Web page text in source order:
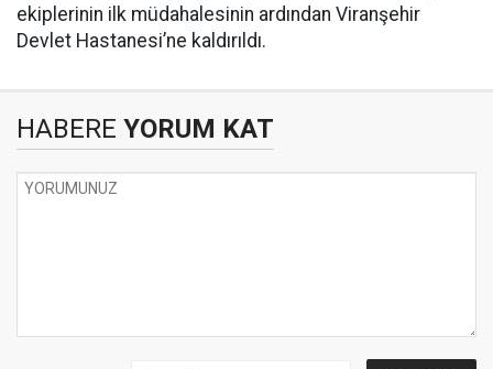
ekiplerinin ilk müdahalesinin ardından Viranşehir
Devlet Hastanesi’ne kaldırıldı.
HABERE YORUM KAT